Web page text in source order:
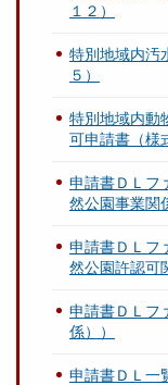
１２）
特別地域内汚
５）
特別地域内動
可申請書（様
申請書ＤＬフ
然公園事業関
申請書ＤＬフ
然公園許認可
申請書ＤＬフ
係））
申請書ＤＬ一